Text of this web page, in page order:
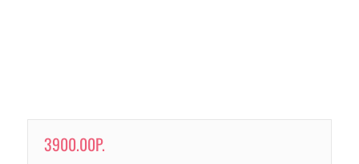
3900.00Р.